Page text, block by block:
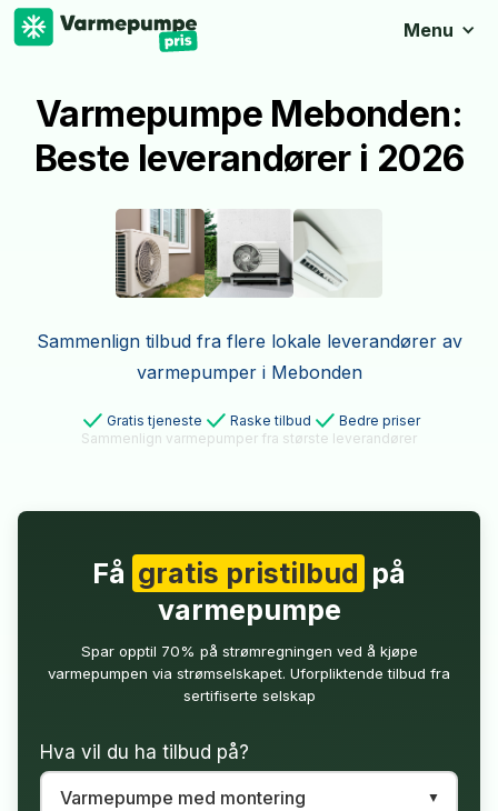
Menu
Varmepumpe Mebonden:
Beste leverandører i 2026
Sammenlign tilbud fra flere lokale leverandører av
varmepumper i Mebonden
Gratis tjeneste Raske tilbud
Bedre priser
Sammenlign varmepumper fra største leverandører
Få gratis pristilbud på
varmepumpe
Spar opptil 70% på strømregningen ved å kjøpe
varmepumpen via strømselskapet. Uforpliktende tilbud fra
sertifiserte selskap
Hva vil du ha tilbud på?